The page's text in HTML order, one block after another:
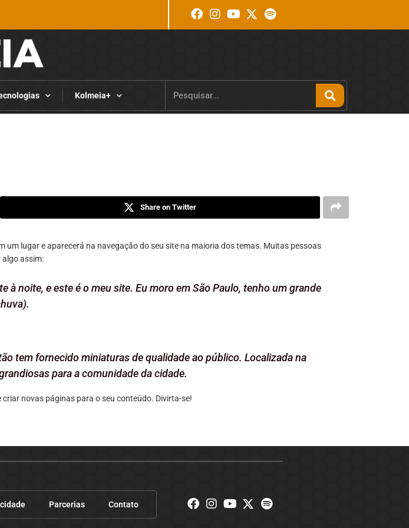
Kolmeia+
Share on Twitter
um lugar e aparecerá na navegação do seu site na maioria dos temas. Muitas pessoas
algo assim:
à noite, e este é o meu site. Eu moro em São Paulo, tenho um grande
tem fornecido miniaturas de qualidade ao público. Localizada na
para a comunidade da cidade.
criar novas páginas para o seu conteúdo. Divirta-se!
Parcerias Contato